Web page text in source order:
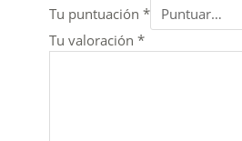
Tu puntuación *
Tu valoración *